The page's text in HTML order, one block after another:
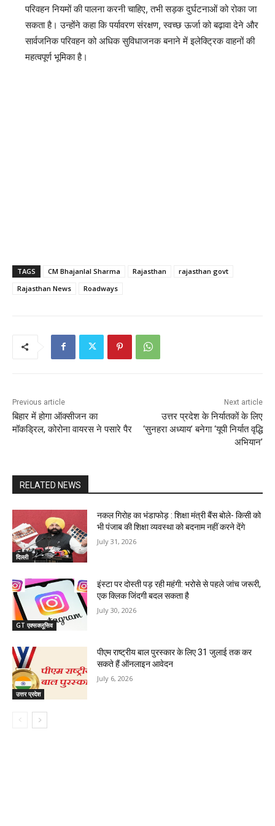
परिवहन नियमों की पालना करनी चाहिए, तभी सड़क दुर्घटनाओं को रोका जा
सकता है। उन्होंने कहा कि पर्यावरण संरक्षण, स्वच्छ ऊर्जा को बढ़ावा देने और
सार्वजनिक परिवहन को अधिक सुविधाजनक बनाने में इलेक्ट्रिक वाहनों की
महत्वपूर्ण भूमिका है।
TAGS CM Bhajanlal Sharma Rajasthan
rajasthan govt
Rajasthan News
Roadways
Previous article
बिहार में होगा ऑक्सीजन का
मॉकड्रिल, कोरोना वायरस ने पसारे पैर
Next article
उत्तर प्रदेश के निर्यातकों के लिए
‘सुनहरा अध्याय’ बनेगा ‘यूपी निर्यात वृद्धि
अभियान’
RELATED NEWS
दिल्ली
नकल गिरोह का भंडाफोड़ : शिक्षा मंत्री बैंस बोले- किसी को
भी पंजाब की शिक्षा व्यवस्था को बदनाम नहीं करने देंगे
July 31, 2026
GT एक्सक्लूसिव
इंस्टा पर दोस्ती पड़ रही महंगी: भरोसे से पहले जांच जरूरी,
एक क्लिक जिंदगी बदल सकता है
July 30, 2026
उत्तर प्रदेश
पीएम राष्ट्रीय बाल पुरस्कार के लिए 31 जुलाई तक कर
सकते हैं ऑनलाइन आवेदन
July 6, 2026